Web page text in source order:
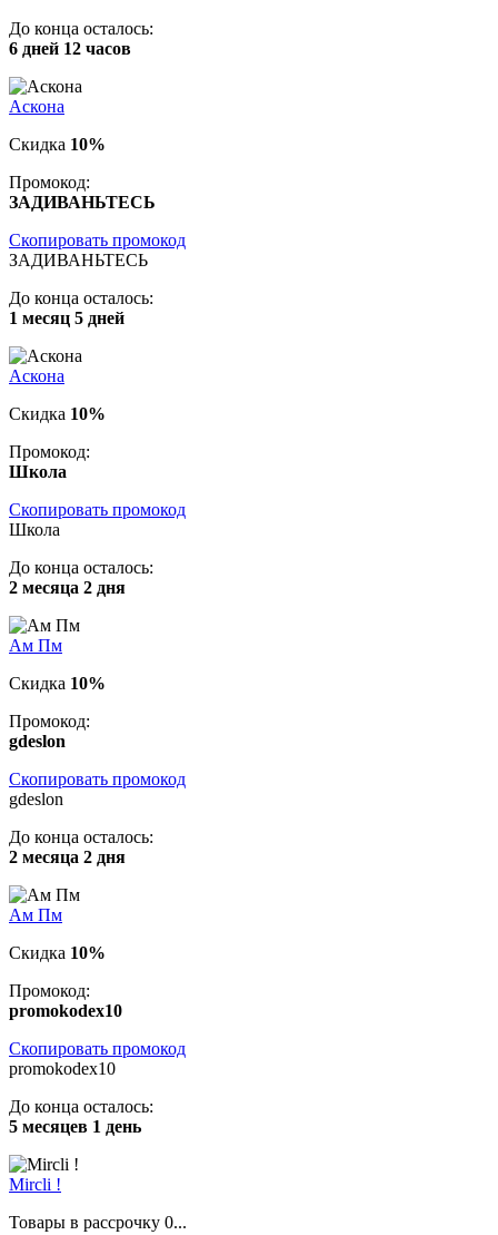
До конца осталось:
6 дней 12 часов
Аскона
Скидка 10%
Промокод:
ЗАДИВАНЬТЕСЬ
Скопировать промокод
ЗАДИВАНЬТЕСЬ
До конца осталось:
1 месяц 5 дней
Аскона
Скидка 10%
Промокод:
Школа
Скопировать промокод
Школа
До конца осталось:
2 месяца 2 дня
Ам Пм
Скидка 10%
Промокод:
gdeslon
Скопировать промокод
gdeslon
До конца осталось:
2 месяца 2 дня
Ам Пм
Скидка 10%
Промокод:
promokodex10
Скопировать промокод
promokodex10
До конца осталось:
5 месяцев 1 день
Mircli !
Товары в рассрочку 0...